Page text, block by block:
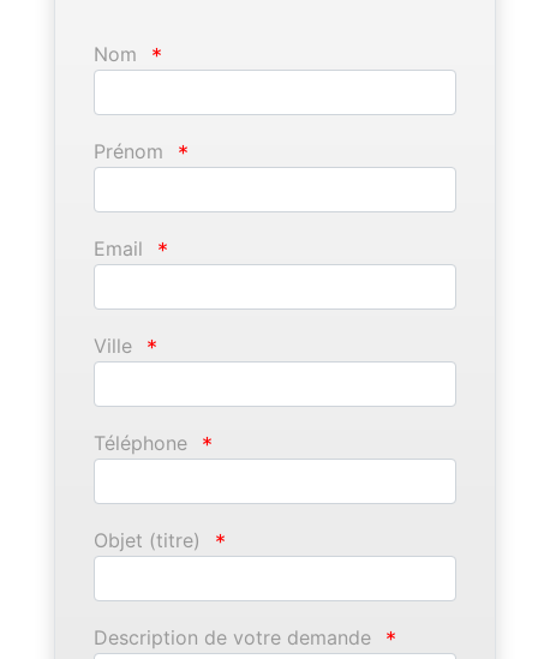
Nom *
Prénom *
Email *
Ville *
Téléphone *
Objet (titre) *
Description de votre demande *